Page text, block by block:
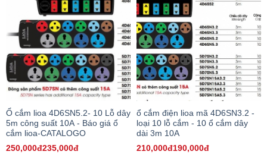
Ổ cắm lioa 4D6SN5.2- 10 Lỗ dây
5m công suất 10A - Báo giá ổ
cắm lioa-CATALOGO
250,000đ235,000đ
ổ cắm điện lioa mã 4D6SN3.2 -
loại 10 lỗ cắm - 10 ổ cắm dây
dài 3m 10A
210,000đ190,000đ